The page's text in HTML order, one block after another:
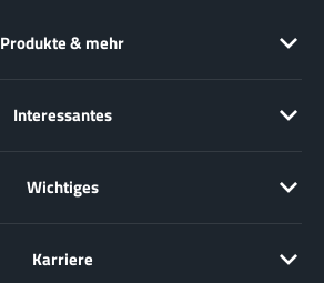
Produkte & mehr
Interessantes
Wichtiges
Karriere